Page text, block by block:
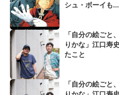
シュ・ボーイも
「自分の絵ごと
りかな」江口寿
たこと
「自分の絵ごと